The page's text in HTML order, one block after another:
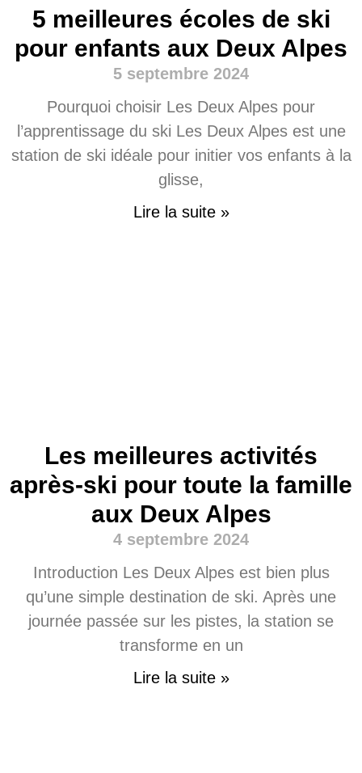
5 meilleures écoles de ski
pour enfants aux Deux Alpes
5 septembre 2024
Pourquoi choisir Les Deux Alpes pour
l’apprentissage du ski Les Deux Alpes est une
station de ski idéale pour initier vos enfants à la
glisse,
Lire la suite »
Les meilleures activités
après-ski pour toute la famille
aux Deux Alpes
4 septembre 2024
Introduction Les Deux Alpes est bien plus
qu’une simple destination de ski. Après une
journée passée sur les pistes, la station se
transforme en un
Lire la suite »